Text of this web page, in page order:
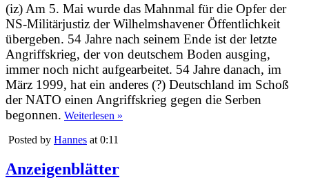
(iz) Am 5. Mai wurde das Mahnmal für die Opfer der
NS-Militärjustiz der Wilhelmshavener Öffentlichkeit
übergeben. 54 Jahre nach seinem Ende ist der letzte
Angriffskrieg, der von deutschem Boden ausging,
immer noch nicht aufgearbeitet. 54 Jahre danach, im
März 1999, hat ein anderes (?) Deutschland im Schoß
der NATO einen Angriffskrieg gegen die Serben
begonnen. Weiterlesen »
Posted by Hannes at 0:11
Anzeigenblätter